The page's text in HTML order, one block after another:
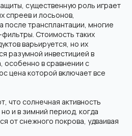
существенную роль играет
спреев и лосьонов,
после трансплантации, многие
Стоимость таких
варьируется, но их
разумной инвестицией в
особенно в сравнении с
цена которой включает все
что солнечная активность
и в зимний период, когда
от снежного покрова, удваивая